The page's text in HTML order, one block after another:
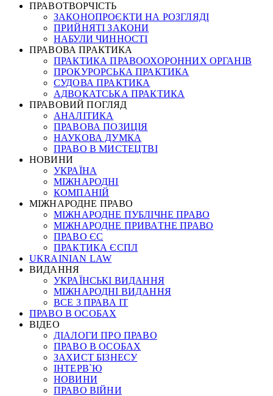
ПРАВОТВОРЧІСТЬ
ЗАКОНОПРОЄКТИ НА РОЗГЛЯДІ
ПРИЙНЯТІ ЗАКОНИ
НАБУЛИ ЧИННОСТІ
ПРАВОВА ПРАКТИКА
ПРАКТИКА ПРАВООХОРОННИХ ОРГАНІВ
ПРОКУРОРСЬКА ПРАКТИКА
СУДОВА ПРАКТИКА
АДВОКАТСЬКА ПРАКТИКА
ПРАВОВИЙ ПОГЛЯД
АНАЛІТИКА
ПРАВОВА ПОЗИЦІЯ
НАУКОВА ДУМКА
ПРАВО В МИСТЕЦТВІ
НОВИНИ
УКРАЇНА
МІЖНАРОДНІ
КОМПАНІЙ
МІЖНАРОДНЕ ПРАВО
МІЖНАРОДНЕ ПУБЛІЧНЕ ПРАВО
МІЖНАРОДНЕ ПРИВАТНЕ ПРАВО
ПРАВО ЄС
ПРАКТИКА ЄСПЛ
UKRAINIAN LAW
ВИДАННЯ
УКРАЇНСЬКІ ВИДАННЯ
МІЖНАРОДНІ ВИДАННЯ
ВСЕ З ПРАВА ІТ
ПРАВО В ОСОБАХ
ВІДЕО
ДІАЛОГИ ПРО ПРАВО
ПРАВО В ОСОБАХ
ЗАХИСТ БІЗНЕСУ
ІНТЕРВ`Ю
НОВИНИ
ПРАВО ВІЙНИ